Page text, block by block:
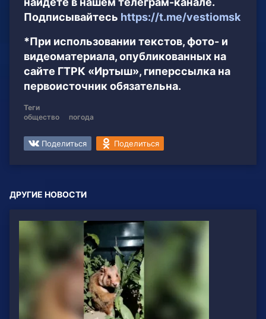
Подписывайтесь https://t.me/vestiomsk
*При использовании текстов, фото- и
видеоматериала, опубликованных на
сайте ГТРК «Иртыш», гиперссылка на
первоисточник обязательна.
Теги
общество
погода
Поделиться Поделиться
ДРУГИЕ НОВОСТИ